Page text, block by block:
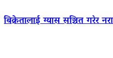
बिक्रेतालाई ग्यास सञ्चित गरेर